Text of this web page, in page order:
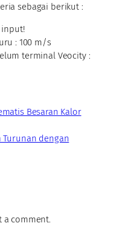
sebagai berikut :
input!
: 100 m/s
terminal Veocity :
Besaran Kalor
Turunan dengan
a comment.